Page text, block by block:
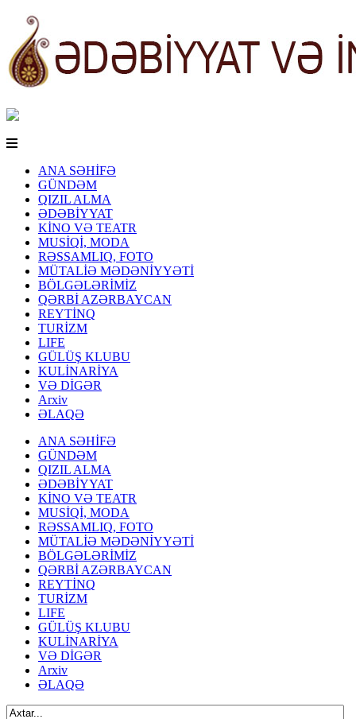
ANA SƏHİFƏ
GÜNDƏM
QIZIL ALMA
ƏDƏBİYYAT
KİNO VƏ TEATR
MUSİQİ, MODA
RƏSSAMLIQ, FOTO
MÜTALİƏ MƏDƏNİYYƏTİ
BÖLGƏLƏRİMİZ
QƏRBİ AZƏRBAYCAN
REYTİNQ
TURİZM
LIFE
GÜLÜŞ KLUBU
KULİNARİYA
VƏ DİGƏR
Arxiv
ƏLAQƏ
ANA SƏHİFƏ
GÜNDƏM
QIZIL ALMA
ƏDƏBİYYAT
KİNO VƏ TEATR
MUSİQİ, MODA
RƏSSAMLIQ, FOTO
MÜTALİƏ MƏDƏNİYYƏTİ
BÖLGƏLƏRİMİZ
QƏRBİ AZƏRBAYCAN
REYTİNQ
TURİZM
LIFE
GÜLÜŞ KLUBU
KULİNARİYA
VƏ DİGƏR
Arxiv
ƏLAQƏ